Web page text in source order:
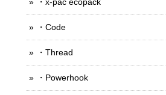
・Code
・Thread
・Powerhook